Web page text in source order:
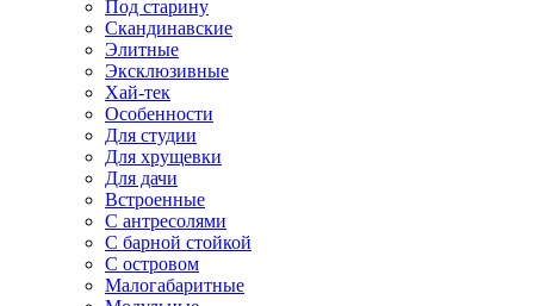
Под старину
Скандинавские
Элитные
Эксклюзивные
Хай-тек
Особенности
Для студии
Для хрущевки
Для дачи
Встроенные
С антресолями
С барной стойкой
С островом
Малогабаритные